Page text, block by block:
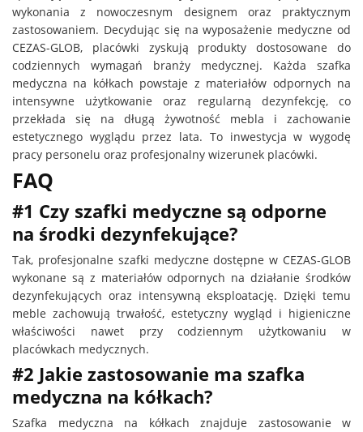
wykonania z nowoczesnym designem oraz praktycznym
zastosowaniem. Decydując się na wyposażenie medyczne od
CEZAS-GLOB, placówki zyskują produkty dostosowane do
codziennych wymagań branży medycznej. Każda szafka
medyczna na kółkach powstaje z materiałów odpornych na
intensywne użytkowanie oraz regularną dezynfekcję, co
przekłada się na długą żywotność mebla i zachowanie
estetycznego wyglądu przez lata. To inwestycja w wygodę
pracy personelu oraz profesjonalny wizerunek placówki.
FAQ
#1 Czy szafki medyczne są odporne
na środki dezynfekujące?
Tak, profesjonalne szafki medyczne dostępne w CEZAS-GLOB
wykonane są z materiałów odpornych na działanie środków
dezynfekujących oraz intensywną eksploatację. Dzięki temu
meble zachowują trwałość, estetyczny wygląd i higieniczne
właściwości nawet przy codziennym użytkowaniu w
placówkach medycznych.
#2 Jakie zastosowanie ma szafka
medyczna na kółkach?
Szafka medyczna na kółkach znajduje zastosowanie w